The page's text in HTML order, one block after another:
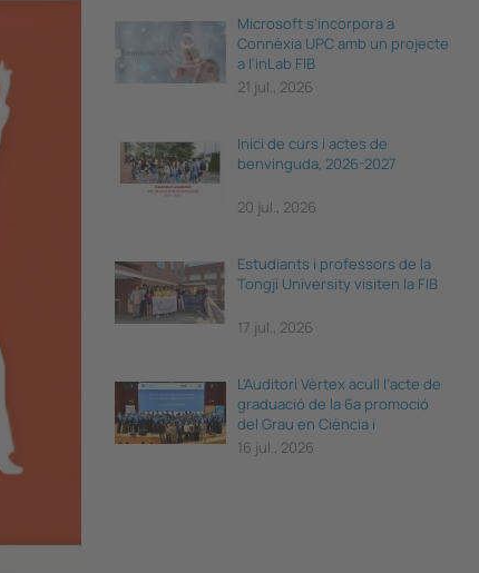
Microsoft s'incorpora a
Connèxia UPC amb un projecte
a l'inLab FIB
21 jul., 2026
Inici de curs i actes de
benvinguda, 2026-2027
20 jul., 2026
Estudiants i professors de la
Tongji University visiten la FIB
17 jul., 2026
L’Auditori Vèrtex acull l’acte de
graduació de la 6a promoció
del Grau en Ciència i
Enginyeria de Dades
16 jul., 2026